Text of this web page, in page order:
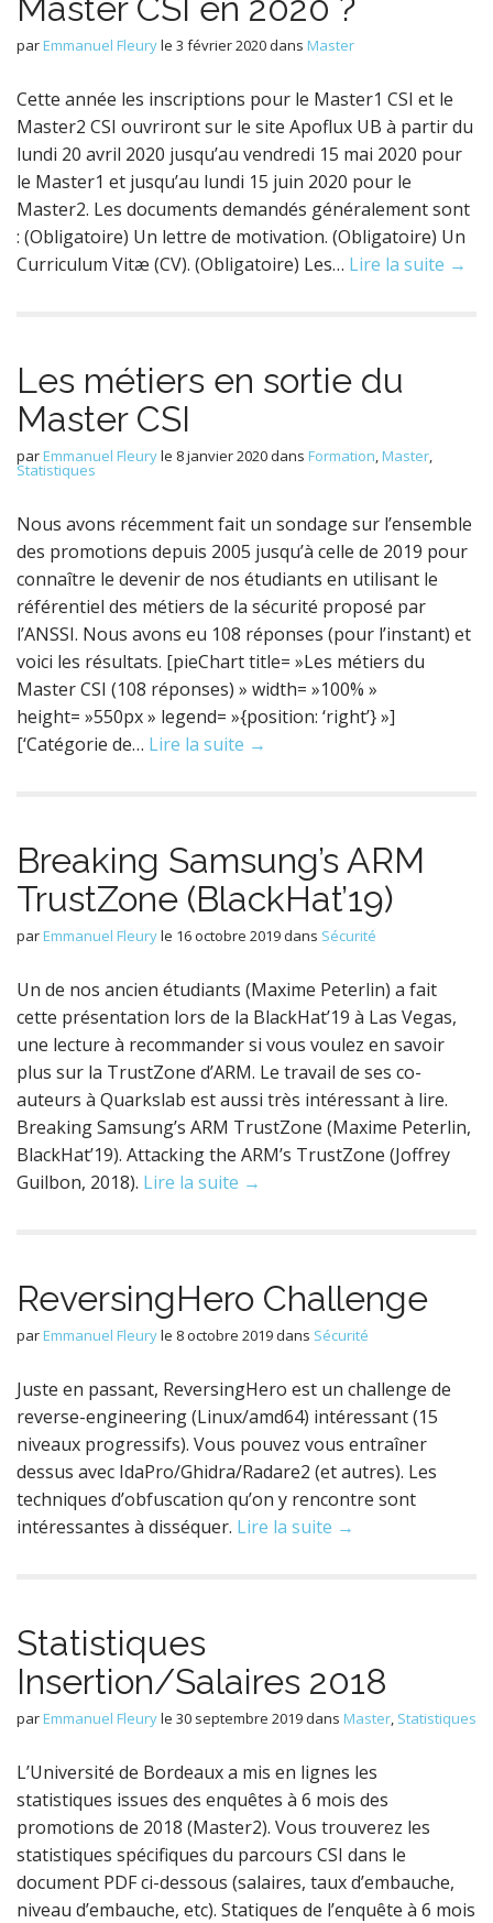
Master CSI en 2020 ?
par Emmanuel Fleuryle 3 février 2020dans Master
Cette année les inscriptions pour le Master1 CSI et le
Master2 CSI ouvriront sur le site Apoflux UB à partir du
lundi 20 avril 2020 jusqu’au vendredi 15 mai 2020 pour
le Master1 et jusqu’au lundi 15 juin 2020 pour le
Master2. Les documents demandés généralement sont
: (Obligatoire) Un lettre de motivation. (Obligatoire) Un
Curriculum Vitæ (CV). (Obligatoire) Les… Lire la suite →
Les métiers en sortie du
Master CSI
par Emmanuel Fleuryle 8 janvier 2020dans Formation, Master,
Statistiques
Nous avons récemment fait un sondage sur l’ensemble
des promotions depuis 2005 jusqu’à celle de 2019 pour
connaître le devenir de nos étudiants en utilisant le
référentiel des métiers de la sécurité proposé par
l’ANSSI. Nous avons eu 108 réponses (pour l’instant) et
voici les résultats. [pieChart title= »Les métiers du
Master CSI (108 réponses) » width= »100% »
height= »550px » legend= »{position: ‘right’} »]
[‘Catégorie de… Lire la suite →
Breaking Samsung’s ARM
TrustZone (BlackHat’19)
par Emmanuel Fleuryle 16 octobre 2019dans Sécurité
Un de nos ancien étudiants (Maxime Peterlin) a fait
cette présentation lors de la BlackHat’19 à Las Vegas,
une lecture à recommander si vous voulez en savoir
plus sur la TrustZone d’ARM. Le travail de ses co-
auteurs à Quarkslab est aussi très intéressant à lire.
Breaking Samsung’s ARM TrustZone (Maxime Peterlin,
BlackHat’19). Attacking the ARM’s TrustZone (Joffrey
Guilbon, 2018). Lire la suite →
ReversingHero Challenge
par Emmanuel Fleuryle 8 octobre 2019dans Sécurité
Juste en passant, ReversingHero est un challenge de
reverse-engineering (Linux/amd64) intéressant (15
niveaux progressifs). Vous pouvez vous entraîner
dessus avec IdaPro/Ghidra/Radare2 (et autres). Les
techniques d’obfuscation qu’on y rencontre sont
intéressantes à disséquer. Lire la suite →
Statistiques
Insertion/Salaires 2018
par Emmanuel Fleuryle 30 septembre 2019dans Master, Statistiques
L’Université de Bordeaux a mis en lignes les
statistiques issues des enquêtes à 6 mois des
promotions de 2018 (Master2). Vous trouverez les
statistiques spécifiques du parcours CSI dans le
document PDF ci-dessous (salaires, taux d’embauche,
niveau d’embauche, etc). Statiques de l’enquête à 6 mois